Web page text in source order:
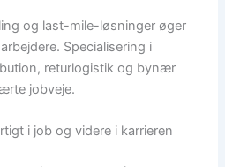
og last-mile-løsninger øger
Specialisering i
returlogistik og bynær
jobveje.
i job og videre i karrieren